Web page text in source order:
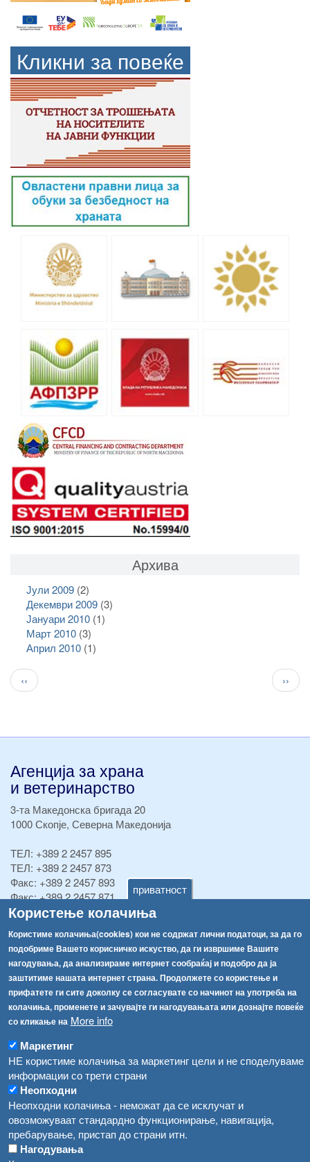
приватност
Користење колачиња
Користиме колачиња(cookies) кои не содржат лични податоци, за да го
подобриме Вашето корисничко искуство, да ги извршиме Вашите
нагодувања, да анализираме интернет сообраќај и подобро да ја
заштитиме нашата интернет страна. Продолжете со користење и
прифатете ги сите доколку се согласувате со начинот на употреба на
колачиња, променете и зачувајте ги нагодувањата или дознајте повеќе
со кликање на More info
Маркетинг
НЕ користиме колачиња за маркетинг цели и не споделуваме
информации со трети страни
Неопходни
Неопходни колачиња - неможат да се исклучат и
овозможуваат стандардно функционирање, навигација,
пребарување, пристап до страни итн.
Нагодувања
Кликни за повеќе
Архива
Јули 2009(2)
Декември 2009(3)
Јануари 2010(1)
Март 2010(3)
Април 2010(1)
Pagination
Previous
page
‹‹ ››
Агенција за храна
и ветеринарство
3-та Македонска бригада 20
1000 Скопје, Северна Македонија
ТЕЛ: +389 2 2457 895
ТЕЛ: +389 2 2457 873
Факс: +389 2 2457 893
Факс:+389 2 2457 871
info@fva.gov.mk
[АХВ-претходна страна]
Соопштенија
Република Бугарија ги засили официјалните контроли при увоз на свежо овошје и зеленчук
Високите температури ризик од труење со храна, опасни се и за животните
Во Гостивар спроведени 70 вонредни контроли
Забраната за водата во Гостивар останува на сила, операторите да користат само технички безбедна вода
Навигација
Архива
Регистри
Обрасци
Огласи